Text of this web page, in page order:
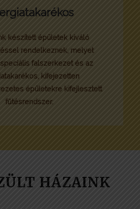
készített épületek kiváló
rendelkeznek, melyet
falszerkezet és az
kifejezetten
épületekre kifejlesztett
fűtésrendszer.
HÁZAINK